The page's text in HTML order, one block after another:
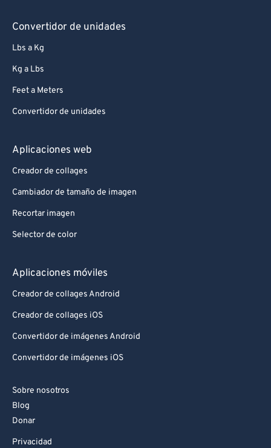
Convertidor de unidades
Lbs a Kg
Kg a Lbs
Feet a Meters
Convertidor de unidades
Aplicaciones web
Creador de collages
Cambiador de tamaño de imagen
Recortar imagen
Selector de color
Aplicaciones móviles
Creador de collages Android
Creador de collages iOS
Convertidor de imágenes Android
Convertidor de imágenes iOS
Sobre nosotros
Blog
Donar
Privacidad